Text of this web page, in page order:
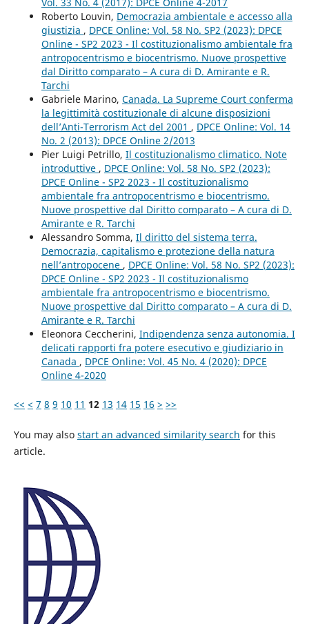
Roberto Louvin, Democrazia ambientale e accesso alla
giustizia , DPCE Online: Vol. 58 No. SP2 (2023): DPCE
Online - SP2 2023 - Il costituzionalismo ambientale fra
antropocentrismo e biocentrismo. Nuove prospettive
dal Diritto comparato – A cura di D. Amirante e R.
Tarchi
Gabriele Marino, Canada. La Supreme Court conferma
la legittimità costituzionale di alcune disposizioni
dell’Anti-Terrorism Act del 2001 , DPCE Online: Vol. 14
No. 2 (2013): DPCE Online 2/2013
Pier Luigi Petrillo, Il costituzionalismo climatico. Note
introduttive , DPCE Online: Vol. 58 No. SP2 (2023):
DPCE Online - SP2 2023 - Il costituzionalismo
ambientale fra antropocentrismo e biocentrismo.
Nuove prospettive dal Diritto comparato – A cura di D.
Amirante e R. Tarchi
Alessandro Somma, Il diritto del sistema terra.
Democrazia, capitalismo e protezione della natura
nell’antropocene , DPCE Online: Vol. 58 No. SP2 (2023):
DPCE Online - SP2 2023 - Il costituzionalismo
ambientale fra antropocentrismo e biocentrismo.
Nuove prospettive dal Diritto comparato – A cura di D.
Amirante e R. Tarchi
Eleonora Ceccherini, Indipendenza senza autonomia. I
delicati rapporti fra potere esecutivo e giudiziario in
Canada , DPCE Online: Vol. 45 No. 4 (2020): DPCE
Online 4-2020
<< < 7 8 9 10 11 12 13 14 15 16 > >>
You may also start an advanced similarity search for this
article.